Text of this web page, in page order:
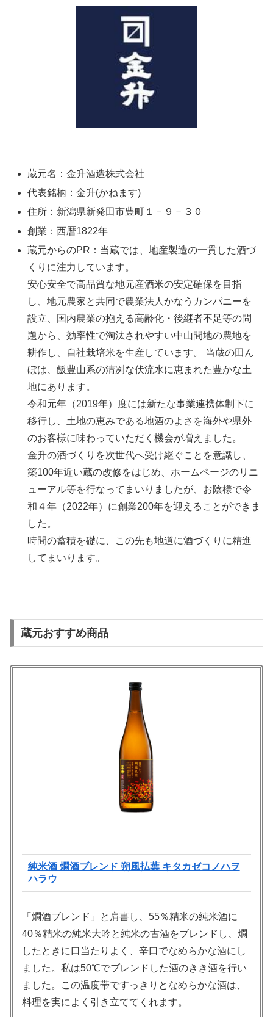
蔵元名：金升酒造株式会社
代表銘柄：金升(かねます)
住所：新潟県新発田市豊町１－９－３０
創業：西暦1822年
蔵元からのPR：当蔵では、地産製造の一貫した酒づ
くりに注力しています。
安心安全で高品質な地元産酒米の安定確保を目指
し、地元農家と共同で農業法人かなうカンパニーを
設立、国内農業の抱える高齢化・後継者不足等の問
題から、効率性で淘汰されやすい中山間地の農地を
耕作し、自社栽培米を生産しています。 当蔵の田ん
ぼは、飯豊山系の清冽な伏流水に恵まれた豊かな土
地にあります。
令和元年（2019年）度には新たな事業連携体制下に
移行し、土地の恵みである地酒のよさを海外や県外
のお客様に味わっていただく機会が増えました。
金升の酒づくりを次世代へ受け継ぐことを意識し、
築100年近い蔵の改修をはじめ、ホームページのリニ
ューアル等を行なってまいりましたが、お陰様で令
和４年（2022年）に創業200年を迎えることができま
した。
時間の蓄積を礎に、この先も地道に酒づくりに精進
してまいります。
蔵元おすすめ商品
純米酒 燗酒ブレンド 朔風払葉 キタカゼコノハヲ
ハラウ
「燗酒ブレンド」と肩書し、55％精米の純米酒に
40％精米の純米大吟と純米の古酒をブレンドし、燗
したときに口当たりよく、辛口でなめらかな酒にし
ました。私は50℃でブレンドした酒のきき酒を行い
ました。この温度帯ですっきりとなめらかな酒は、
料理を実によく引き立ててくれます。